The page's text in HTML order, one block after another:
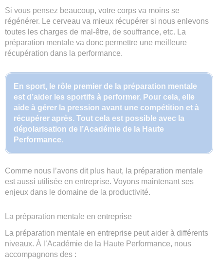
Si vous pensez beaucoup, votre corps va moins se
régénérer. Le cerveau va mieux récupérer si nous enlevons
toutes les charges de mal-être, de souffrance, etc. La
préparation mentale va donc permettre une meilleure
récupération dans la performance.
En sport, le rôle premier de la préparation mentale
est d’aider les sportifs à performer. Pour cela, elle
aide à gérer la pression avant une compétition et à
récupérer après. Tout cela est possible avec la
dépolarisation de l’Académie de la Haute
Performance.
Comme nous l’avons dit plus haut, la préparation mentale
est aussi utilisée en entreprise. Voyons maintenant ses
enjeux dans le domaine de la productivité.
La préparation mentale en entreprise
La préparation mentale en entreprise peut aider à différents
niveaux. À l’Académie de la Haute Performance, nous
accompagnons des :